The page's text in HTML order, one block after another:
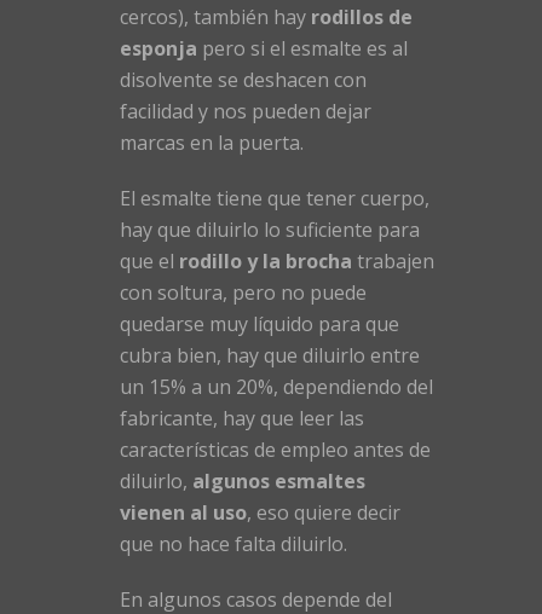
cercos), también hay rodillos de
esponja pero si el esmalte es al
disolvente se deshacen con
facilidad y nos pueden dejar
marcas en la puerta.
El esmalte tiene que tener cuerpo,
hay que diluirlo lo suficiente para
que el rodillo y la brocha trabajen
con soltura, pero no puede
quedarse muy líquido para que
cubra bien, hay que diluirlo entre
un 15% a un 20%, dependiendo del
fabricante, hay que leer las
características de empleo antes de
diluirlo, algunos esmaltes
vienen al uso, eso quiere decir
que no hace falta diluirlo.
En algunos casos depende del